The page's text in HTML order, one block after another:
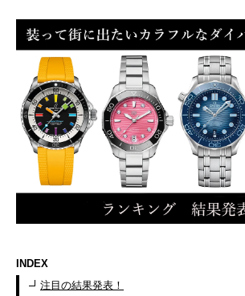
INDEX
注目の結果発表！